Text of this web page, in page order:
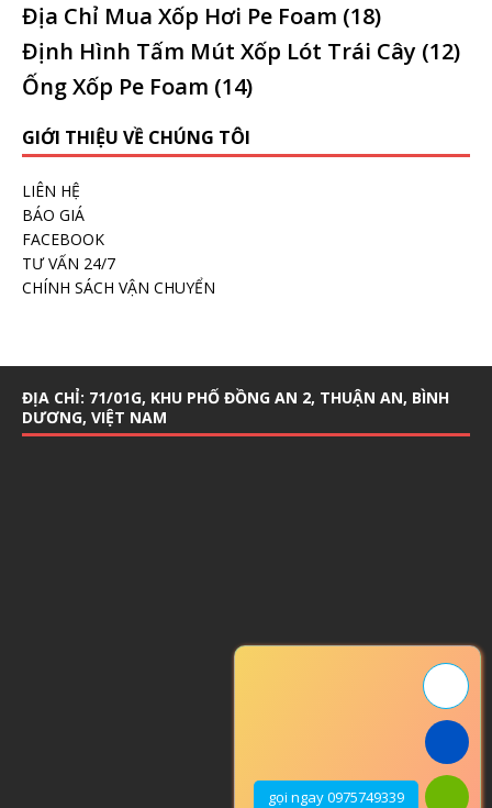
Địa Chỉ Mua Xốp Hơi Pe Foam (18)
Định Hình Tấm Mút Xốp Lót Trái Cây (12)
Ống Xốp Pe Foam (14)
GIỚI THIỆU VỀ CHÚNG TÔI
LIÊN HỆ
BÁO GIÁ
FACEBOOK
TƯ VẤN 24/7
CHÍNH SÁCH VẬN CHUYỂN
ĐỊA CHỈ: 71/01G, KHU PHỐ ĐỒNG AN 2, THUẬN AN, BÌNH
DƯƠNG, VIỆT NAM
gọi ngay 0975749339